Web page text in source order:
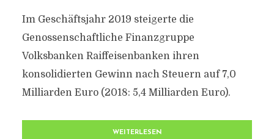
Im Geschäftsjahr 2019 steigerte die
Genossenschaftliche Finanzgruppe
Volksbanken Raiffeisenbanken ihren
konsolidierten Gewinn nach Steuern auf 7,0
Milliarden Euro (2018: 5,4 Milliarden Euro).
WEITERLESEN